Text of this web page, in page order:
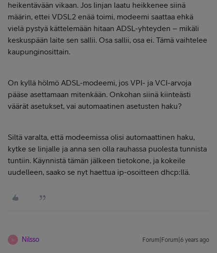
heikentävään vikaan. Jos linjan laatu heikkenee siinä
määrin, ettei VDSL2 enää toimi, modeemi saattaa ehkä
vielä pystyä kättelemään hitaan ADSL-yhteyden – mikäli
keskuspään laite sen sallii. Osa sallii, osa ei. Tämä vaihtelee
kaupunginosittain.
On kyllä hölmö ADSL-modeemi, jos VPI- ja VCI-arvoja
pääse asettamaan mitenkään. Onkohan siinä kiinteästi
väärät asetukset, vai automaatinen asetusten haku?
Siltä varalta, että modeemissa olisi automaattinen haku,
kytke se linjalle ja anna sen olla rauhassa puolesta tunnista
tuntiin. Käynnistä tämän jälkeen tietokone, ja kokeile
uudelleen, saako se nyt haettua ip-osoitteen dhcp:llä.
N Nilsso Forum|Forum|6 years ago